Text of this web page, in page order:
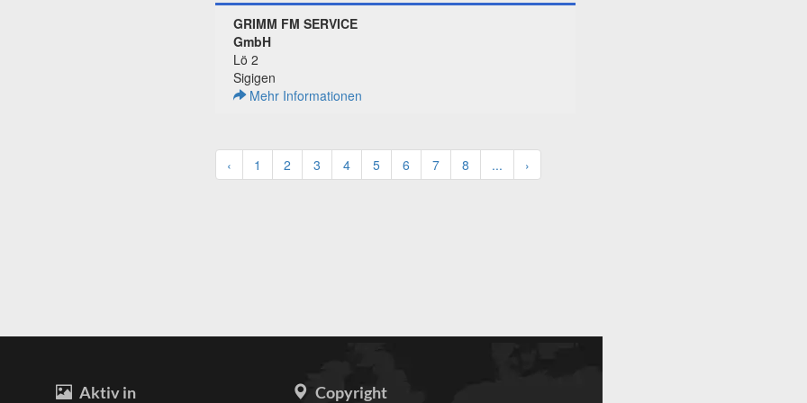
GRIMM FM SERVICE
GmbH
Lö 2
Sigigen
Mehr Informationen
‹ 1 2 3 4 5 6 7 8 ... ›
Aktiv in Copyright